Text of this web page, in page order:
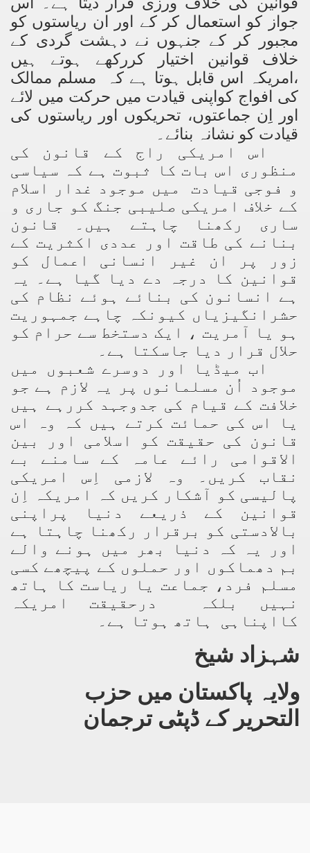
جواز کو استعمال کر کے اور ان ریاستوں کو
مجبور کر کے جنہوں نے دہشت گردی کے
خلاف قوانین اختیار کررکھے ہوتے ہیں
،امریکہ اس قابل ہوتا ہے کہ مسلم ممالک
کی افواج کواپنی قیادت میں حرکت میں لائے
اور اِن جماعتوں، تحریکوں اور ریاستوں کی
قیادت کو نشانہ بنائے۔
اس امریکی راج کے قانون کی
منظوری اس بات کا ثبوت ہے کہ سیاسی
و فوجی قیادت میں موجود غدار اسلام
کے خلاف امریکی صلیبی جنگ کو جاری و
ساری رکھنا چاہتے ہیں۔ قانون
بنانے کی طاقت اور عددی اکثریت کے
زور پر ان غیر انسانی اعمال کو
قوانین کا درجہ دے دیا گیا ہے۔ یہ
ہے انسانون کی بنائے ہوئے نظام کی
حشرانگیزیاں کیونکہ چاہے جمہوریت
ہو یا آمریت ، ایک دستخط سے حرام کو
حلال قرار دیا جاسکتا ہے۔
اب میڈیا اور دوسرے شعبوں میں
موجود اُن مسلمانوں پر یہ لازم ہے جو
خلافت کے قیام کی جدوجہد کررہے ہیں
یا اس کی حمائت کرتے ہیں کہ وہ اس
قانون کی حقیقت کو اسلامی اور بین
الاقوامی رائے عامہ کے سامنے بے
نقاب کریں۔ وہ لازمی اِس امریکی
پالیسی کو آشکار کریں کہ امریکہ اِن
قوانین کے ذریعے دنیا پراپنی
بالادستی کو برقرار رکھنا چاہتا ہے
اور یہ کہ دنیا بھر میں ہونے والے
بم دھماکوں اور حملوں کے پیچھے کسی
مسلم فرد، جماعت یا ریاست کا ہاتھ
نہیں بلکہ درحقیقت امریکہ
کااپناہی ہاتھ ہوتا ہے۔
شہزاد شیخ
ولایہ پاکستان میں حزب
التحریر کے ڈپٹی ترجمان